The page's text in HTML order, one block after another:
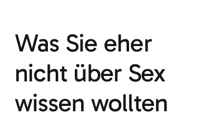
Was Sie eher
nicht über Sex
wissen wollten